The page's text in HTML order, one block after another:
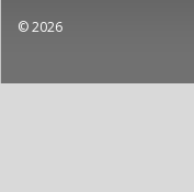
© 2026